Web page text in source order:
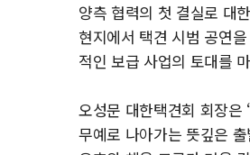
양측 협력의 첫 결실로 대
현지에서 택견 시범 공연
적인 보급 사업의 토대를
오성문 대한택견회 회장은
무예로 나아가는 뜻깊은